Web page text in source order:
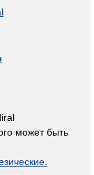
может быть